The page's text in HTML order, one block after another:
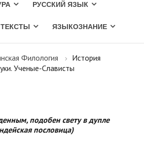
РУССКИЙ ЯЗЫК
ТЕКСТЫ ЯЗЫКОЗНАНИЕ
Филология
История
Ученые-Слависты
подобен свету в дупле
пословица)